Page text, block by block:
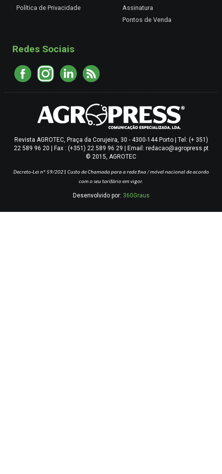
Política de Privacidade
Assinatura
Pontos de Venda
Redes Sociais
Revista AGROTEC, Praça da Corujeira, 30 - 4300-144 Porto | Tel: (+ 351)
22 589 96 20 | Fax : (+351) 22 589 96 29 | Email: redacao@agropress.pt
© 2015, AGROTEC
Decreto-Lei nº 59/2021 Custo de Chamada para a rede fixa / móvel nacional de acordo
com o seu tarifário em vigor.
Desenvolvido por: 360Graus